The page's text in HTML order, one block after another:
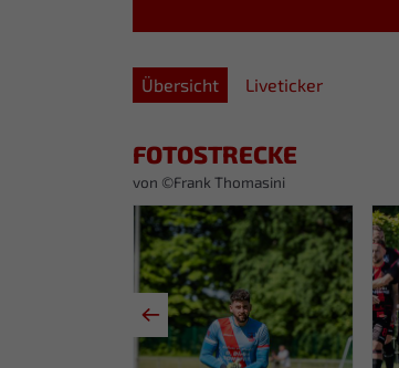
Übersicht Liveticker
FOTOSTRECKE
von ©Frank Thomasini